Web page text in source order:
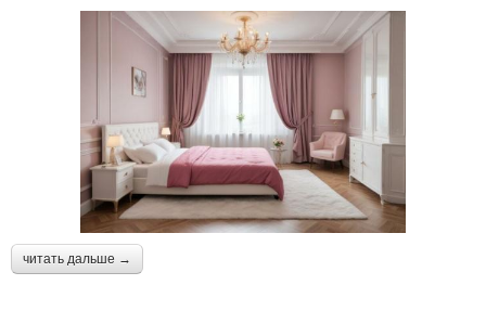
читать дальше →